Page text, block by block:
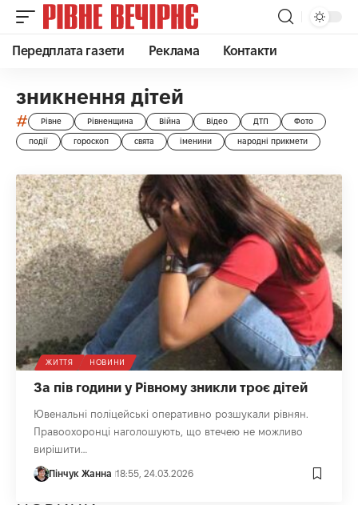
Передплата газети Реклама Контакти
зникнення дітей
# Рівне Рівненщина Війна Відео ДТП Фото
події гороскоп свята іменини народні прикмети
ЖИТТЯ НОВИНИ
За пів години у Рівному зникли троє дітей
Ювенальні поліцейські оперативно розшукали рівнян.
Правоохоронці наголошують, що втечею не можливо
вирішити…
Пінчук Жанна 18:55, 24.03.2026